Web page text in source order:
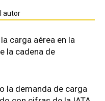
autor
carga aérea en la
la cadena de
la demanda de carga